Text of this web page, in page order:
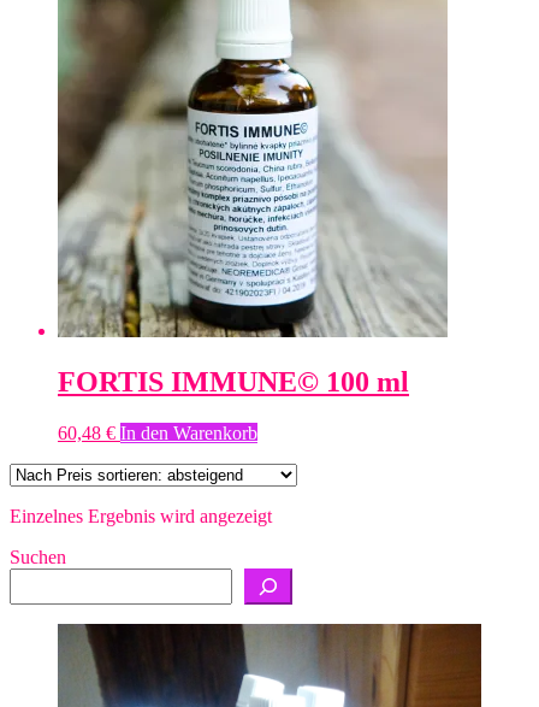
FORTIS IMMUNE© 100 ml
60,48 € In den Warenkorb
Einzelnes Ergebnis wird angezeigt
Suchen